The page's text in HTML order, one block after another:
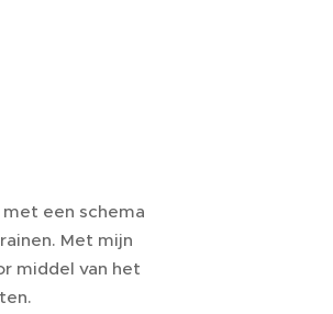
een schema
Met mijn
middel van het